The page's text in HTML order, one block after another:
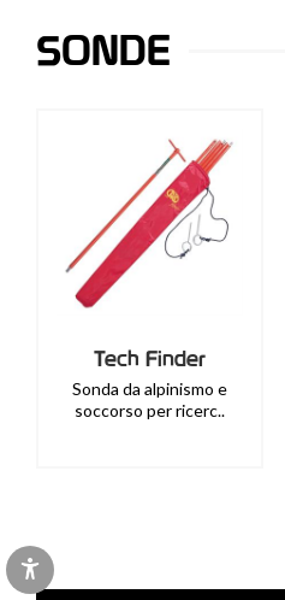
SONDE
Tech Finder
Sonda da alpinismo e
soccorso per ricerc..